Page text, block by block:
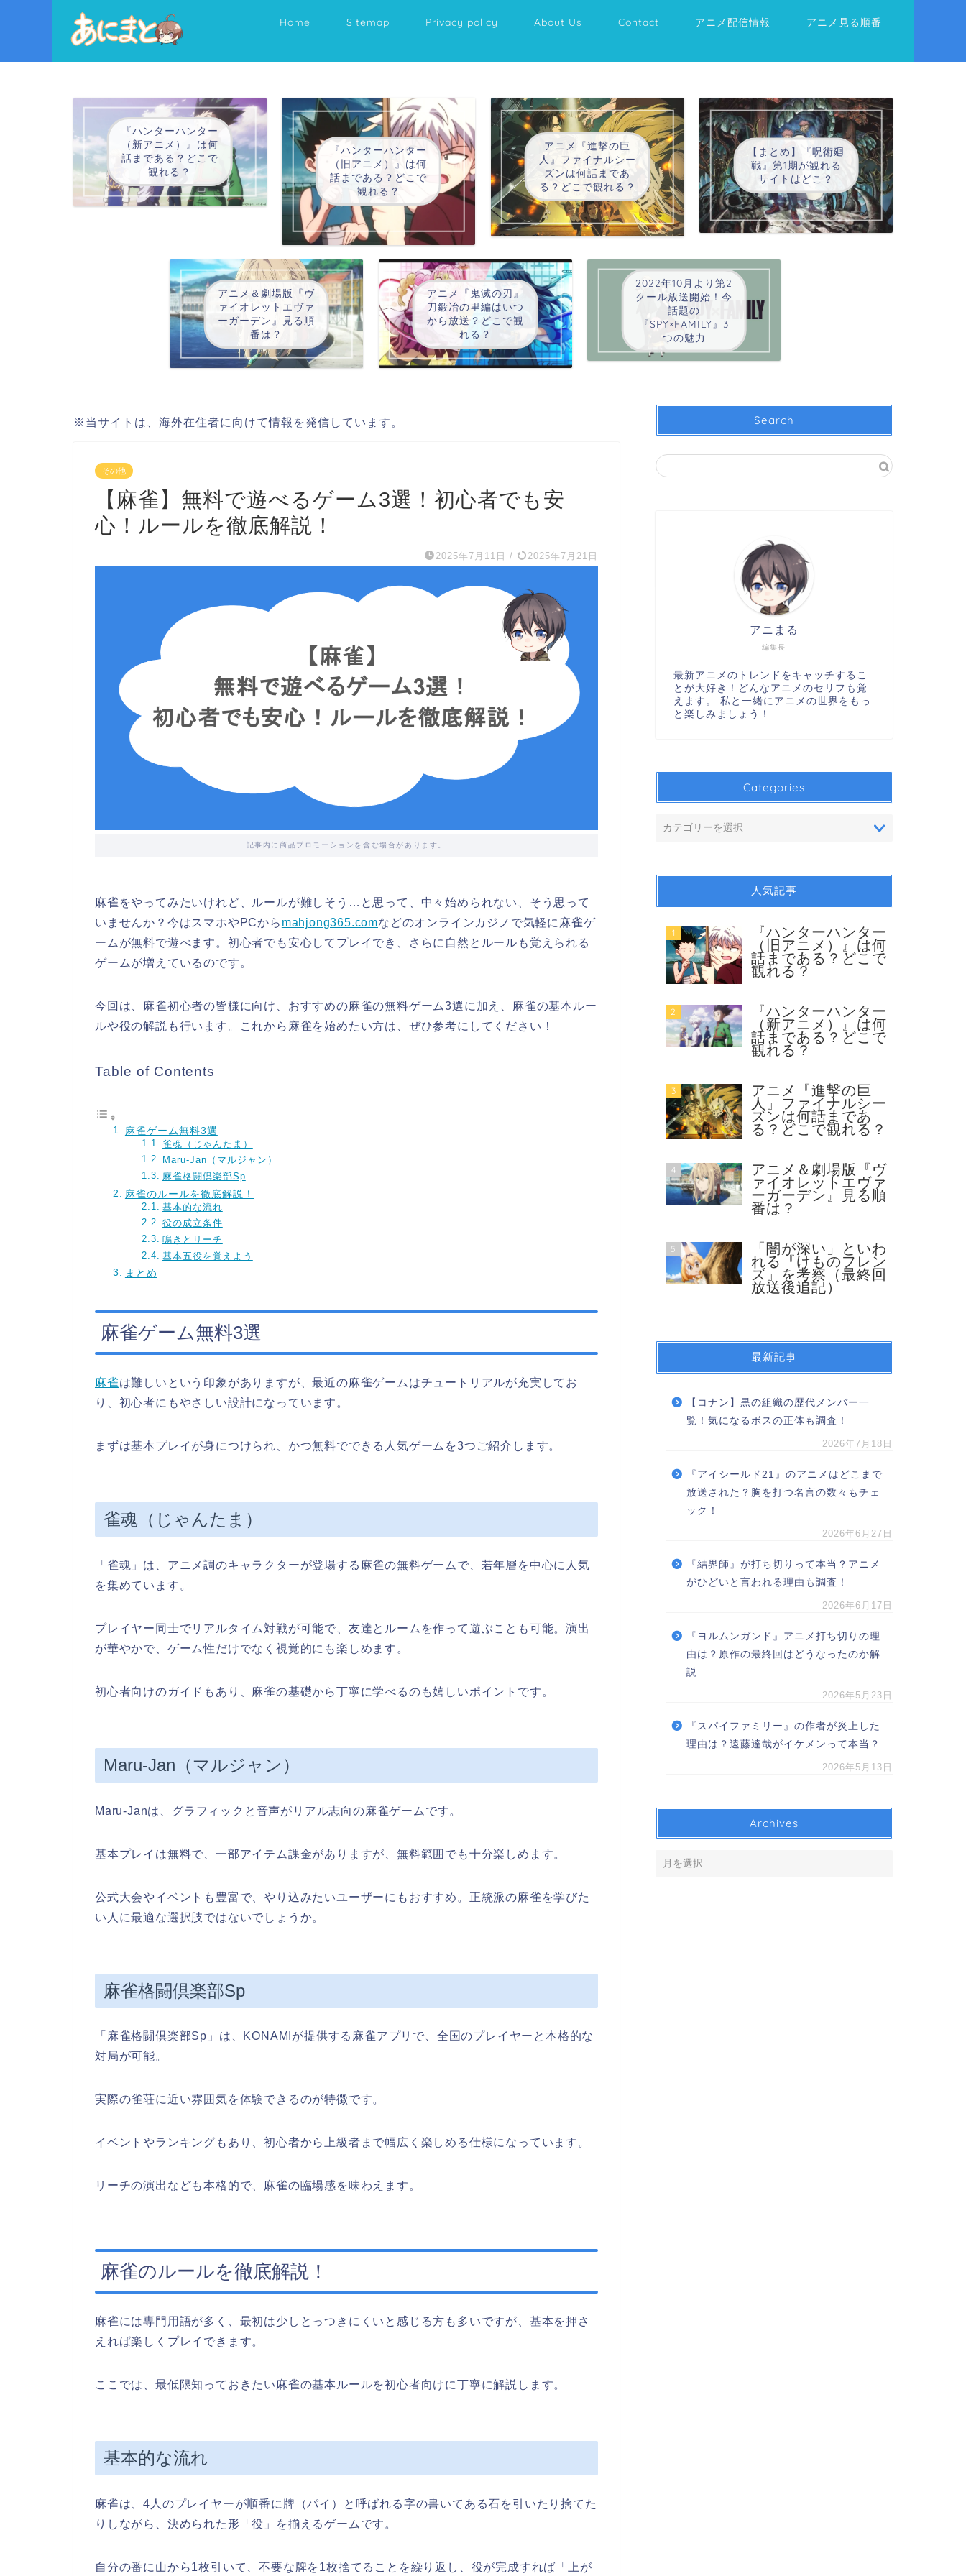
Home Sitemap Privacy policy About Us Contact アニメ配信情報 アニメ見る順番
『ハンターハンター
（新アニメ）』は何
話まである？どこで
観れる？
『ハンターハンター
（旧アニメ）』は何
話まである？どこで
観れる？
アニメ『進撃の巨
人』ファイナルシー
ズンは何話まであ
る？どこで観れる？
【まとめ】『呪術廻
戦』第1期が観れる
サイトはどこ？
アニメ＆劇場版『ヴ
ァイオレットエヴァ
ーガーデン』見る順
番は？
アニメ『鬼滅の刃』
刀鍛冶の里編はいつ
から放送？どこで観
れる？
2022年10月より第2
クール放送開始！今
話題の
『SPY×FAMILY』3
つの魅力
※当サイトは、海外在住者に向けて情報を発信しています。
その他
【麻雀】無料で遊べるゲーム3選！初心者でも安
心！ルールを徹底解説！
2025年7月11日 / 2025年7月21日
記事内に商品プロモーションを含む場合があります。
麻雀をやってみたいけれど、ルールが難しそう…と思って、中々始められない、そう思って
いませんか？今はスマホやPCから mahjong365.comなどのオンラインカジノで気軽に麻雀ゲ
ームが無料で遊べます。初心者でも安心してプレイでき、さらに自然とルールも覚えられる
ゲームが増えているのです。
今回は、麻雀初心者の皆様に向け、おすすめの麻雀の無料ゲーム3選に加え、麻雀の基本ルー
ルや役の解説も行います。これから麻雀を始めたい方は、ぜひ参考にしてください！
Table of Contents
麻雀ゲーム無料3選
雀魂（じゃんたま）
Maru-Jan（マルジャン）
麻雀格闘倶楽部Sp
麻雀のルールを徹底解説！
基本的な流れ
役の成立条件
鳴きとリーチ
基本五役を覚えよう
まとめ
麻雀ゲーム無料3選
麻雀は難しいという印象がありますが、最近の麻雀ゲームはチュートリアルが充実してお
り、初心者にもやさしい設計になっています。
まずは基本プレイが身につけられ、かつ無料でできる人気ゲームを3つご紹介します。
雀魂（じゃんたま）
「雀魂」は、アニメ調のキャラクターが登場する麻雀の無料ゲームで、若年層を中心に人気
を集めています。
プレイヤー同士でリアルタイム対戦が可能で、友達とルームを作って遊ぶことも可能。演出
が華やかで、ゲーム性だけでなく視覚的にも楽しめます。
初心者向けのガイドもあり、麻雀の基礎から丁寧に学べるのも嬉しいポイントです。
Maru-Jan（マルジャン）
Maru-Janは、グラフィックと音声がリアル志向の麻雀ゲームです。
基本プレイは無料で、一部アイテム課金がありますが、無料範囲でも十分楽しめます。
公式大会やイベントも豊富で、やり込みたいユーザーにもおすすめ。正統派の麻雀を学びた
い人に最適な選択肢ではないでしょうか。
麻雀格闘倶楽部Sp
「麻雀格闘倶楽部Sp」は、KONAMIが提供する麻雀アプリで、全国のプレイヤーと本格的な
対局が可能。
実際の雀荘に近い雰囲気を体験できるのが特徴です。
イベントやランキングもあり、初心者から上級者まで幅広く楽しめる仕様になっています。
リーチの演出なども本格的で、麻雀の臨場感を味わえます。
麻雀のルールを徹底解説！
麻雀には専門用語が多く、最初は少しとっつきにくいと感じる方も多いですが、基本を押さ
えれば楽しくプレイできます。
ここでは、最低限知っておきたい麻雀の基本ルールを初心者向けに丁寧に解説します。
基本的な流れ
麻雀は、4人のプレイヤーが順番に牌（パイ）と呼ばれる字の書いてある石を引いたり捨てた
りしながら、決められた形「役」を揃えるゲームです。
自分の番に山から1枚引いて、不要な牌を1枚捨てることを繰り返し、役が完成すれば「上が
Search
編集長
アニまる
最新アニメのトレンドをキャッチするこ
とが大好き！どんなアニメのセリフも覚
えます。 私と一緒にアニメの世界をもっ
と楽しみましょう！
Categories
人気記事
1
『ハンターハンター
（旧アニメ）』は何
話まである？どこで
観れる？
2
『ハンターハンター
（新アニメ）』は何
話まである？どこで
観れる？
3
アニメ『進撃の巨
人』ファイナルシー
ズンは何話まであ
る？どこで観れる？
4
アニメ＆劇場版『ヴ
ァイオレットエヴァ
ーガーデン』見る順
番は？
5
「闇が深い」といわ
れる『けものフレン
ズ』を考察（最終回
放送後追記）
最新記事
【コナン】黒の組織の歴代メンバー一
覧！気になるボスの正体も調査！
2026年7月18日
『アイシールド21』のアニメはどこまで
放送された？胸を打つ名言の数々もチェ
ック！
2026年6月27日
『結界師』が打ち切りって本当？アニメ
がひどいと言われる理由も調査！
2026年6月17日
『ヨルムンガンド』アニメ打ち切りの理
由は？原作の最終回はどうなったのか解
説
2026年5月23日
『スパイファミリー』の作者が炎上した
理由は？遠藤達哉がイケメンって本当？
2026年5月13日
Archives